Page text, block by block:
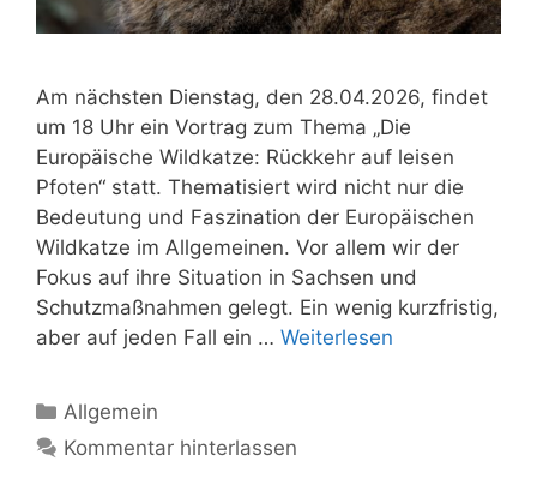
Am nächsten Dienstag, den 28.04.2026, findet
um 18 Uhr ein Vortrag zum Thema „Die
Europäische Wildkatze: Rückkehr auf leisen
Pfoten“ statt. Thematisiert wird nicht nur die
Bedeutung und Faszination der Europäischen
Wildkatze im Allgemeinen. Vor allem wir der
Fokus auf ihre Situation in Sachsen und
Schutzmaßnahmen gelegt. Ein wenig kurzfristig,
aber auf jeden Fall ein … Weiterlesen
Kategorien
Allgemein
Kommentar hinterlassen